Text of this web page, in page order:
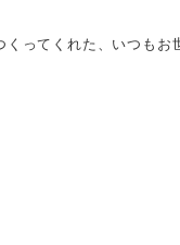
ってくれた、いつも